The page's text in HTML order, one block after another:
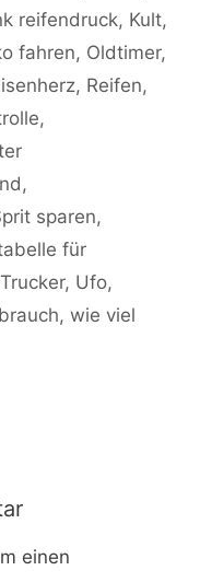
reifendruck, Kult,
fahren, Oldtimer,
, Reifen,
,
,
sparen,
für
Trucker, Ufo,
, wie viel
einen